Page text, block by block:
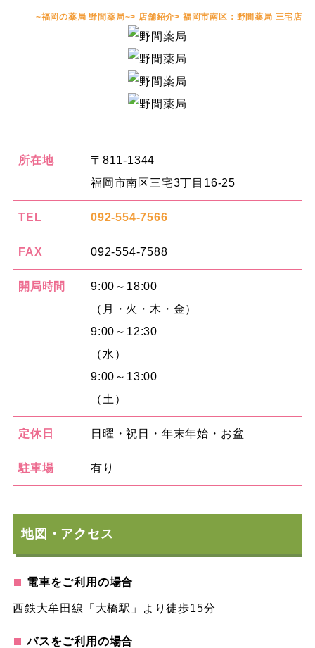
~福岡の薬局 野間薬局~> 店舗紹介> 福岡市南区：野間薬局 三宅店
所在地
〒811-1344
福岡市南区三宅3丁目16-25
TEL 092-554-7566
FAX 092-554-7588
開局時間
9:00～18:00
（月・火・木・金）
9:00～12:30
（水）
9:00～13:00
（土）
定休日 日曜・祝日・年末年始・お盆
駐車場 有り
地図・アクセス
電車をご利用の場合
西鉄大牟田線「大橋駅」より徒歩15分
バスをご利用の場合